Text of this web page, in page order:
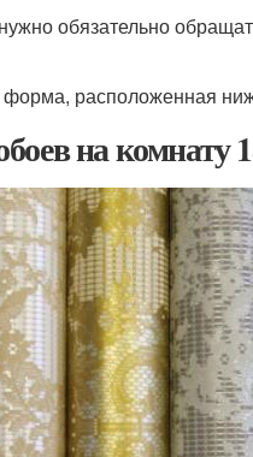
обязательно
форма, расположенная
на комнату